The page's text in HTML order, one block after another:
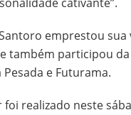
emprestou
também participou
e Futurama.
realizado neste